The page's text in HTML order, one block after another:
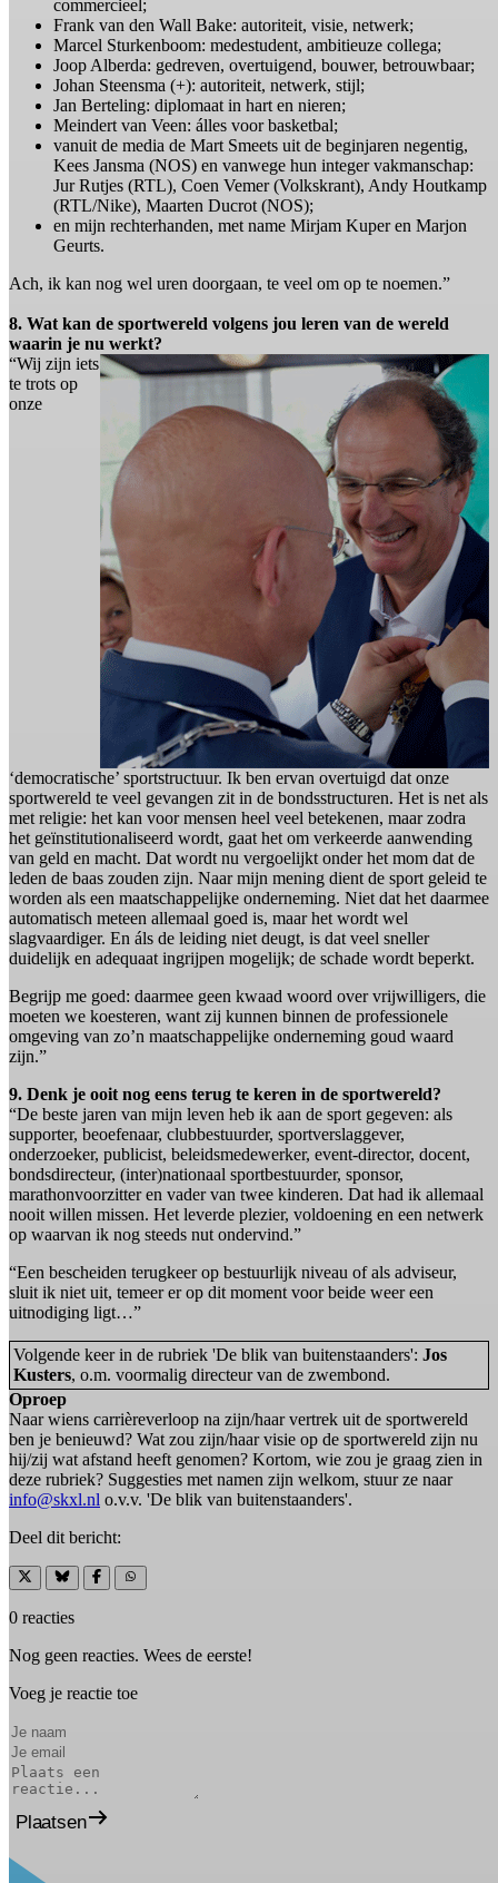
commercieel;
Frank van den Wall Bake: autoriteit, visie, netwerk;
Marcel Sturkenboom: medestudent, ambitieuze collega;
Joop Alberda: gedreven, overtuigend, bouwer, betrouwbaar;
Johan Steensma (+): autoriteit, netwerk, stijl;
Jan Berteling: diplomaat in hart en nieren;
Meindert van Veen: álles voor basketbal;
vanuit de media de Mart Smeets uit de beginjaren negentig,
Kees Jansma (NOS) en vanwege hun integer vakmanschap:
Jur Rutjes (RTL), Coen Vemer (Volkskrant), Andy Houtkamp
(RTL/Nike), Maarten Ducrot (NOS);
en mijn rechterhanden, met name Mirjam Kuper en Marjon
Geurts.
Ach, ik kan nog wel uren doorgaan, te veel om op te noemen.”
8. Wat kan de sportwereld volgens jou leren van de wereld
waarin je nu werkt?
“Wij zijn iets
te trots op
onze
‘democratische’ sportstructuur. Ik ben ervan overtuigd dat onze
sportwereld te veel gevangen zit in de bondsstructuren. Het is net als
met religie: het kan voor mensen heel veel betekenen, maar zodra
het geïnstitutionaliseerd wordt, gaat het om verkeerde aanwending
van geld en macht. Dat wordt nu vergoelijkt onder het mom dat de
leden de baas zouden zijn. Naar mijn mening dient de sport geleid te
worden als een maatschappelijke onderneming. Niet dat het daarmee
automatisch meteen allemaal goed is, maar het wordt wel
slagvaardiger. En áls de leiding niet deugt, is dat veel sneller
duidelijk en adequaat ingrijpen mogelijk; de schade wordt beperkt.
Begrijp me goed: daarmee geen kwaad woord over vrijwilligers, die
moeten we koesteren, want zij kunnen binnen de professionele
omgeving van zo’n maatschappelijke onderneming goud waard
zijn.”
9. Denk je ooit nog eens terug te keren in de sportwereld?
“De beste jaren van mijn leven heb ik aan de sport gegeven: als
supporter, beoefenaar, clubbestuurder, sportverslaggever,
onderzoeker, publicist, beleidsmedewerker, event-director, docent,
bondsdirecteur, (inter)nationaal sportbestuurder, sponsor,
marathonvoorzitter en vader van twee kinderen. Dat had ik allemaal
nooit willen missen. Het leverde plezier, voldoening en een netwerk
op waarvan ik nog steeds nut ondervind.”
“Een bescheiden terugkeer op bestuurlijk niveau of als adviseur,
sluit ik niet uit, temeer er op dit moment voor beide weer een
uitnodiging ligt…”
Volgende keer in de rubriek 'De blik van buitenstaanders': Jos
Kusters, o.m. voormalig directeur van de zwembond.
Oproep
Naar wiens carrièreverloop na zijn/haar vertrek uit de sportwereld
ben je benieuwd? Wat zou zijn/haar visie op de sportwereld zijn nu
hij/zij wat afstand heeft genomen? Kortom, wie zou je graag zien in
deze rubriek? Suggesties met namen zijn welkom, stuur ze naar
info@skxl.nl o.v.v. 'De blik van buitenstaanders'.
Deel dit bericht:
0 reacties
Nog geen reacties. Wees de eerste!
Voeg je reactie toe
Plaatsen